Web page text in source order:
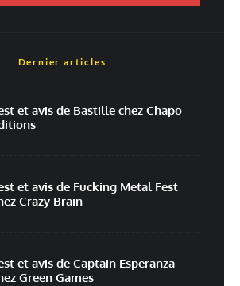
mon e-mail et mon site dans le navigateur pour
nouveaux commentaires par e-mail.
Dernier articles
et avis de Bastille chez Chapo
et avis de Fucking Metal Fest
Crazy Brain
et avis de Captain Esperanza
Green Games